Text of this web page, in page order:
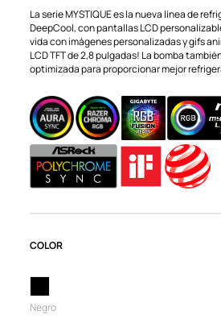
La serie MYSTIQUE es la nueva línea de
DeepCool, con pantallas LCD
vida con imágenes personalizadas y gifs
LCD TFT de 2,8 pulgadas! La bomba
optimizada para proporcionar mejor
COLOR
Negro